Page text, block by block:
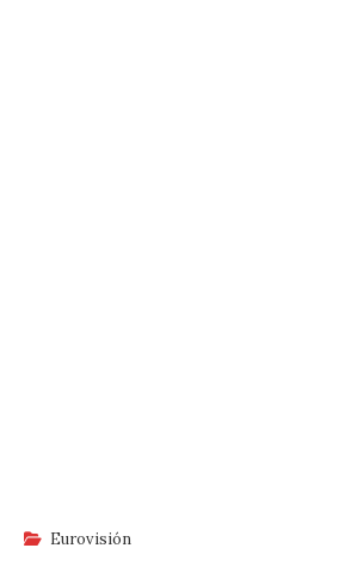
Eurovisión